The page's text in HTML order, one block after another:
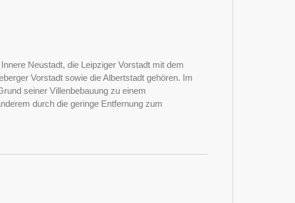
Neustadt, die Leipziger Vorstadt mit dem
Vorstadt sowie die Albertstadt gehören. Im
seiner Villenbebauung zu einem
durch die geringe Entfernung zum